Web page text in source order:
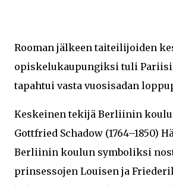
Rooman jälkeen taiteilijoiden
opiskelukaupungiksi tuli
tapahtui vasta vuosisadan
Keskeinen tekijä Berliinin
Gottfried Schadow (1764–1850)
Berliinin koulun symboliksi
prinsessojen Louisen ja